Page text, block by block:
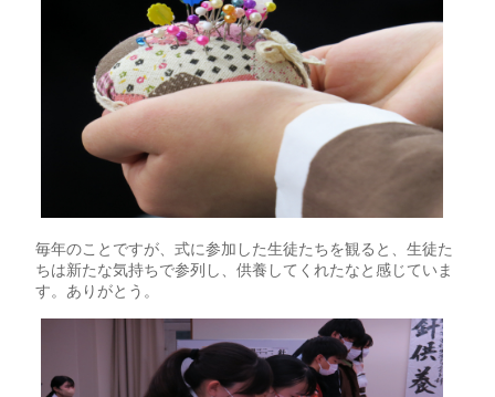
毎年のことですが、式に参加した生徒たちを観ると、生徒た
ちは新たな気持ちで参列し、供養してくれたなと感じていま
す。ありがとう。